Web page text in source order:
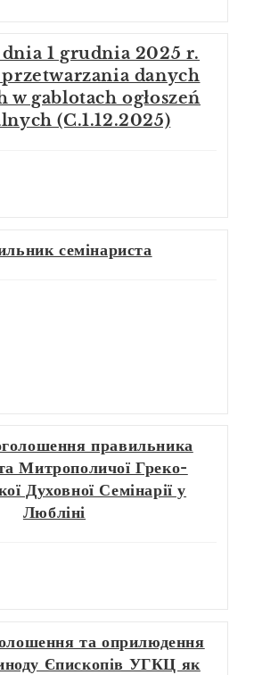
1 grudnia 2025 r.
danych
w gablotach ogłoszeń
(C.1.12.2025)
семінариста
правильника
Митрополичої Греко-
Духовної Семінарії у
Любліні
та оприлюдення
Єпископів УГКЦ як